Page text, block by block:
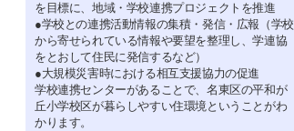
を目標に、地域・学校連携プロジェクトを推進
●学校との連携活動情報の集積・発信・広報（学校
から寄せられている情報や要望を整理し、学連協
をとおして住民に発信するなど）
●大規模災害時における相互支援協力の促進
学校連携センターがあることで、名東区の平和が
丘小学校区が暮らしやすい住環境ということがわ
かります。